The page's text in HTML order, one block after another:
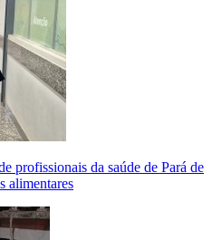
profissionais da saúde de Pará de
alimentares